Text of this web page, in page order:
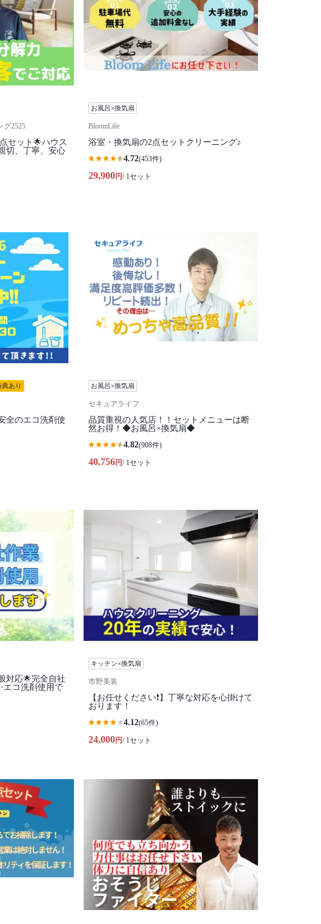
グ2525
セット🌟ハウス
切、丁寧、安心
お風呂×換気扇
BloomLife
浴室・換気扇の2点セットクリーニング♪
4.72(453件)
29,900円/ 1セット
あり
全のエコ洗剤使
お風呂×換気扇
セキュアライフ
品質重視の人気店！！セットメニューは断
然お得！◆お風呂×換気扇◆
4.82(908件)
40,756円/ 1セット
対応🌟完全自社
エコ洗剤使用で
キッチン×換気扇
市野美装
【お任せください❗️】丁寧な対応を心掛けて
おります！
4.12(65件)
24,000円/ 1セット